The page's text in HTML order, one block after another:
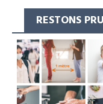
RESTONS